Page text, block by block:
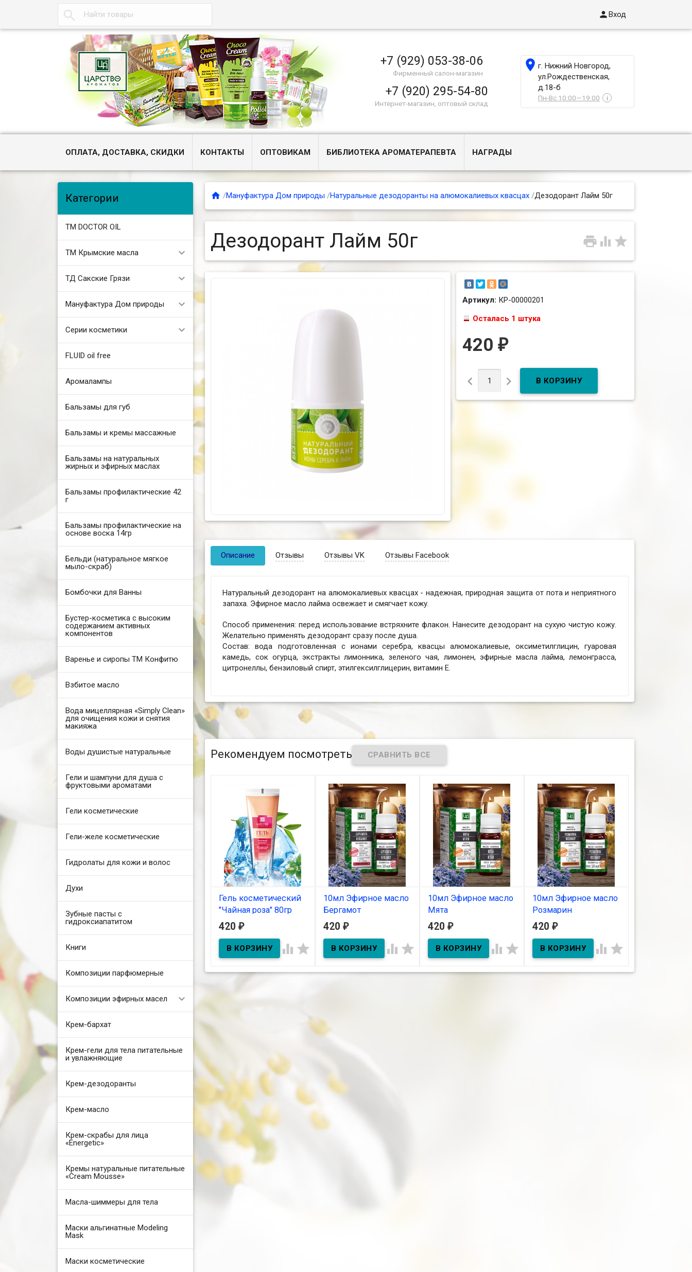
 Вход
+7 (929) 053-38-06
Фирменный салон-магазин
+7 (920) 295-54-80
Интернет-магазин, оптовый склад
г. Нижний Новгород,
ул.Рождественская,
д.18-б
Пн-Вс 10:00—19:00 i
ОПЛАТА, ДОСТАВКА, СКИДКИ КОНТАКТЫ ОПТОВИКАМ БИБЛИОТЕКА АРОМАТЕРАПЕВТА НАГРАДЫ
Категории
ТМ DOCTOR OIL
ТМ Крымские масла
ТД Сакские Грязи
Мануфактура Дом природы
Серии косметики
FLUID oil free
Аромалампы
Бальзамы для губ
Бальзамы и кремы массажные
Бальзамы на натуральных
жирных и эфирных маслах
Бальзамы профилактические 42
г
Бальзамы профилактические на
основе воска 14гр
Бельди (натуральное мягкое
мыло-скраб)
Бомбочки для Ванны
Бустер-косметика с высоким
содержанием активных
компонентов
Варенье и сиропы ТМ Конфитю
Взбитое масло
Вода мицеллярная «Simply Clean»
для очищения кожи и снятия
макияжа
Воды душистые натуральные
Гели и шампуни для душа с
фруктовыми ароматами
Гели косметические
Гели-желе косметические
Гидролаты для кожи и волос
Духи
Зубные пасты с
гидроксиапатитом
Книги
Композиции парфюмерные
Композиции эфирных масел
Крем-бархат
Крем-гели для тела питательные
и увлажняющие
Крем-дезодоранты
Крем-масло
Крем-скрабы для лица
«Energetic»
Кремы натуральные питательные
«Cream Mousse»
Масла-шиммеры для тела
Маски альгинатные Modeling
Mask
Маски косметические
 /Мануфактура Дом природы /Натуральные дезодоранты на алюмокалиевых квасцах /Дезодорант Лайм 50г
  
Дезодорант Лайм 50г
Артикул: КР-00000201
Осталась 1 штука
420₽
 
Описание Отзывы Отзывы VK Отзывы Facebook
Натуральный дезодорант на алюмокалиевых квасцах - надежная, природная защита от пота и неприятного
запаха. Эфирное масло лайма оcвежает и смягчает кожу.
Способ применения: перед использование встряхните флакон. Нанесите дезодорант на сухую чистую кожу.
Желательно применять дезодорант сразу после душа.
Состав: вода подготовленная с ионами серебра, квасцы алюмокалиевые, оксиметилглицин, гуаровая
камедь, сок огурца, экстракты лимонника, зеленого чая, лимонен, эфирные масла лайма, лемонграсса,
цитронеллы, бензиловый спирт, этилгексилглицерин, витамин Е.
Рекомендуем посмотреть
Гель косметический
"Чайная роза" 80гр
В наличии
Гель косм. "Розовый
420 ₽
 
10мл Эфирное масло
Бергамот
В наличии
10мл Эфирное масло
420 ₽
 
10мл Эфирное масло
Мята
В наличии
10мл Эфирное масло Мята
420 ₽
 
10мл Эфирное масло
Розмарин
В наличии
10мл Эфирное масло
420 ₽
 